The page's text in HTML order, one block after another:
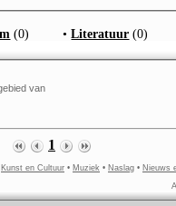
(0) •Literatuur (0)
van
1
Kunst en Cultuur • Muziek • Naslag • Nieuws